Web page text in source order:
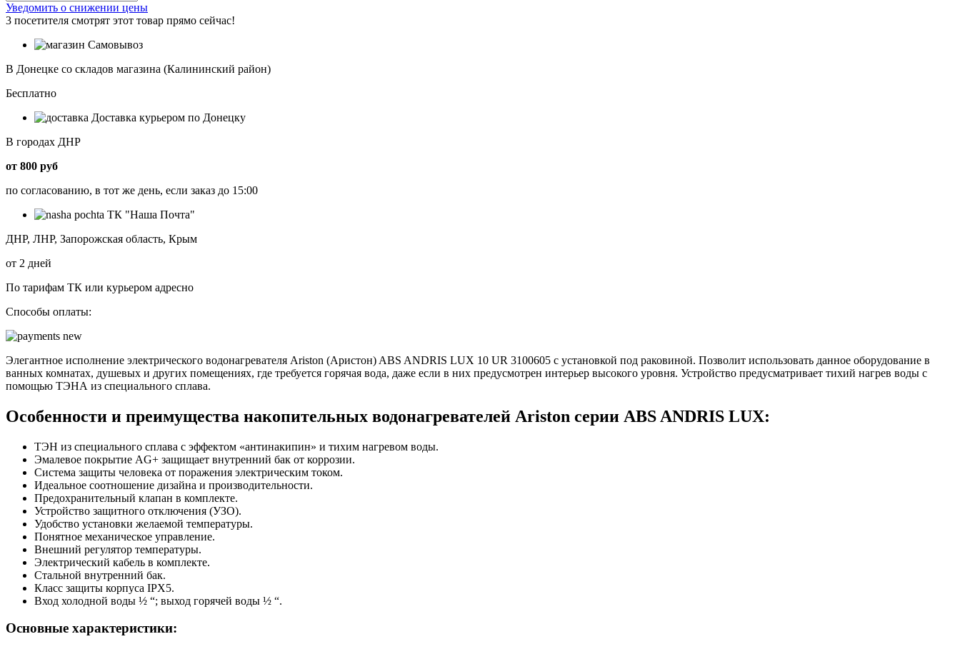
Уведомить о снижении цены
3 посетителя смотрят этот товар прямо сейчас!
Самовывоз
В Донецке со складов магазина (Калининский район)
Бесплатно
Доставка курьером по Донецку
В городах ДНР
от 800 руб
по согласованию, в тот же день, если заказ до 15:00
ТК "Наша Почта"
ДНР, ЛНР, Запорожская область, Крым
от 2 дней
По тарифам ТК или курьером адресно
Способы оплаты:
Элегантное исполнение электрического водонагревателя Ariston (Аристон) ABS ANDRIS LUX 10 UR 3100605 с установкой под раковиной. Позволит использовать данное оборудование в
ванных комнатах, душевых и других помещениях, где требуется горячая вода, даже если в них предусмотрен интерьер высокого уровня. Устройство предусматривает тихий нагрев воды с
помощью ТЭНА из специального сплава.
Особенности и преимущества накопительных водонагревателей Ariston серии ABS ANDRIS LUX:
ТЭН из специального сплава с эффектом «антинакипин» и тихим нагревом воды.
Эмалевое покрытие AG+ защищает внутренний бак от коррозии.
Система защиты человека от поражения электрическим током.
Идеальное соотношение дизайна и производительности.
Предохранительный клапан в комплекте.
Устройство защитного отключения (УЗО).
Удобство установки желаемой температуры.
Понятное механическое управление.
Внешний регулятор температуры.
Электрический кабель в комплекте.
Стальной внутренний бак.
Класс защиты корпуса IPX5.
Вход холодной воды ½ “; выход горячей воды ½ “.
Основные характеристики: